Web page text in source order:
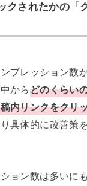
クされたかの「
プレッション数
からどのくらい
内リンクをクリ
具体的に改善策
ョン数は多いに